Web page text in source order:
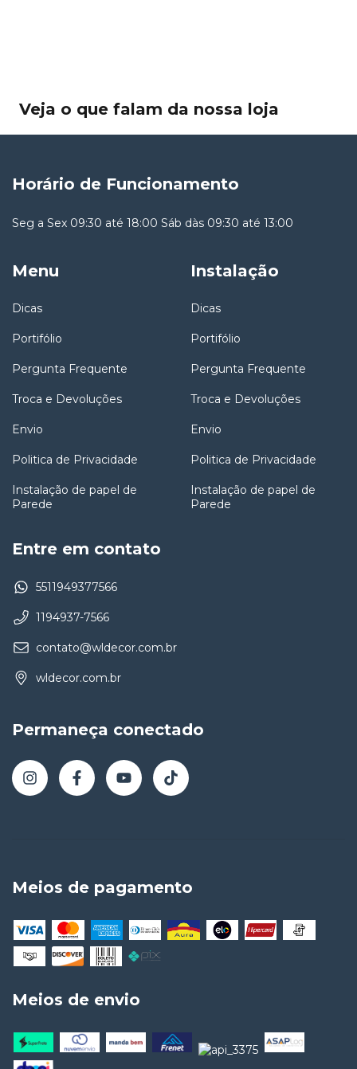
Veja o que falam da nossa loja
Horário de Funcionamento
Seg a Sex 09:30 até 18:00 Sáb dàs 09:30 até 13:00
Menu
Dicas
Portifólio
Pergunta Frequente
Troca e Devoluções
Envio
Politica de Privacidade
Instalação de papel de
Parede
Instalação
Dicas
Portifólio
Pergunta Frequente
Troca e Devoluções
Envio
Politica de Privacidade
Instalação de papel de
Parede
Entre em contato
5511949377566
1194937-7566
contato@wldecor.com.br
wldecor.com.br
Permaneça conectado
Meios de pagamento
Meios de envio